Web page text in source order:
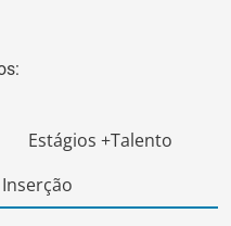
Estágios +Talento